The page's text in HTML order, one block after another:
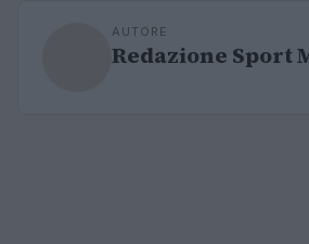
AUTORE
Redazione Sport